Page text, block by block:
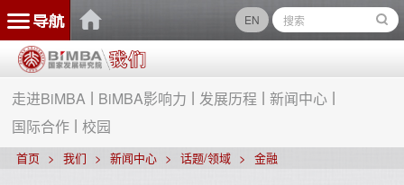
EN
走进BiMBA BiMBA影响力 发展历程
新闻中心
国际合作
校园
首页 我们 新闻中心 话题/领域 金融